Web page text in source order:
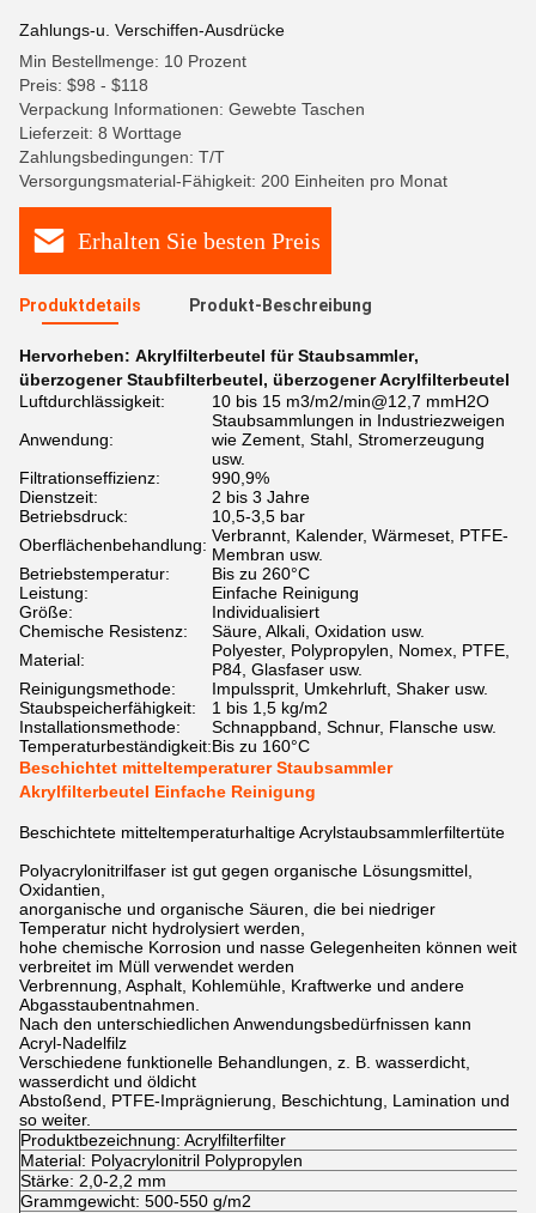
Zahlungs-u. Verschiffen-Ausdrücke
Min Bestellmenge: 10 Prozent
Preis: $98 - $118
Verpackung Informationen: Gewebte Taschen
Lieferzeit: 8 Worttage
Zahlungsbedingungen: T/T
Versorgungsmaterial-Fähigkeit: 200 Einheiten pro Monat
Erhalten Sie besten Preis
Produktdetails Produkt-Beschreibung
Hervorheben: Akrylfilterbeutel für Staubsammler,
überzogener Staubfilterbeutel, überzogener Acrylfilterbeutel
Luftdurchlässigkeit:
10 bis 15 m3/m2/min@12,7 mmH2O
Anwendung:
Staubsammlungen in Industriezweigen
wie Zement, Stahl, Stromerzeugung
usw.
Filtrationseffizienz:
990,9%
Dienstzeit:
2 bis 3 Jahre
Betriebsdruck:
10,5-3,5 bar
Oberflächenbehandlung: Verbrannt, Kalender, Wärmeset, PTFE-
Membran usw.
Betriebstemperatur:
Bis zu 260°C
Leistung:
Einfache Reinigung
Größe:
Individualisiert
Chemische Resistenz:
Säure, Alkali, Oxidation usw.
Material:
Polyester, Polypropylen, Nomex, PTFE,
P84, Glasfaser usw.
Reinigungsmethode:
Impulssprit, Umkehrluft, Shaker usw.
Staubspeicherfähigkeit:
1 bis 1,5 kg/m2
Installationsmethode:
Schnappband, Schnur, Flansche usw.
Temperaturbeständigkeit:Bis zu 160°C
Beschichtet mitteltemperaturer Staubsammler
Akrylfilterbeutel Einfache Reinigung
Beschichtete mitteltemperaturhaltige Acrylstaubsammlerfiltertüte
Polyacrylonitrilfaser ist gut gegen organische Lösungsmittel,
Oxidantien,
anorganische und organische Säuren, die bei niedriger
Temperatur nicht hydrolysiert werden,
hohe chemische Korrosion und nasse Gelegenheiten können weit
verbreitet im Müll verwendet werden
Verbrennung, Asphalt, Kohlemühle, Kraftwerke und andere
Abgasstaubentnahmen.
Nach den unterschiedlichen Anwendungsbedürfnissen kann
Acryl-Nadelfilz
Verschiedene funktionelle Behandlungen, z. B. wasserdicht,
wasserdicht und öldicht
Abstoßend, PTFE-Imprägnierung, Beschichtung, Lamination und
so weiter.
Produktbezeichnung: Acrylfilterfilter
Material: Polyacrylonitril Polypropylen
Stärke: 2,0-2,2 mm
Grammgewicht: 500-550 g/m2